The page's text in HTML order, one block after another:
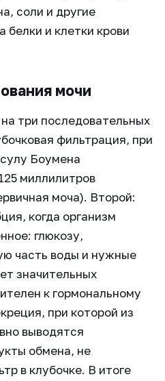
соли и другие
и клетки крови
мочи
три последовательных
фильтрация, при
Боумена
миллилитров
моча). Второй:
когда организм
глюкозу,
часть воды и нужные
значительных
к гормональному
при которой из
выводятся
обмена, не
в клубочке. В итоге